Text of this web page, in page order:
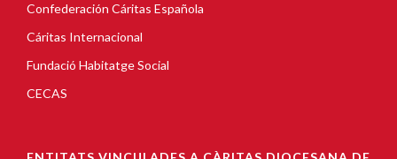
Confederación Cáritas Española
Cáritas Internacional
Fundació Habitatge Social
CECAS